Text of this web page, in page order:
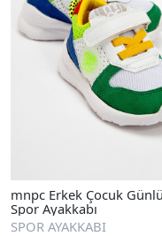
mnpc Erkek Çocuk
Spor Ayakkabı
SPOR AYAKKABI